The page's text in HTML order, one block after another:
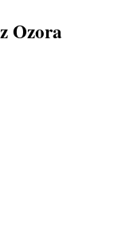
Ozora